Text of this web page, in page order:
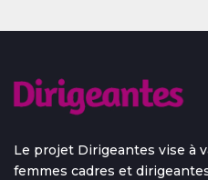
Le projet Dirigeantes vise à
femmes cadres et